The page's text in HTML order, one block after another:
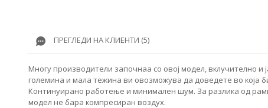
ПРЕГЛЕДИ НА КЛИЕНТИ (5)
Многу производители започнаа со овој модел, вклучително и
големина и мала тежина ви овозможува да доведете во која
Континуирано работење и минимален шум. За разлика од
модел не бара компресиран воздух.